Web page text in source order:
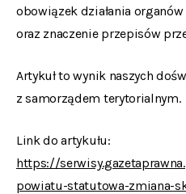
obowiązek działania
oraz znaczenie przepisów
Artykuł to wynik naszych
z samorządem terytorialnym.
Link do artykułu:
https://
powiatu-statutowa-zmiana-